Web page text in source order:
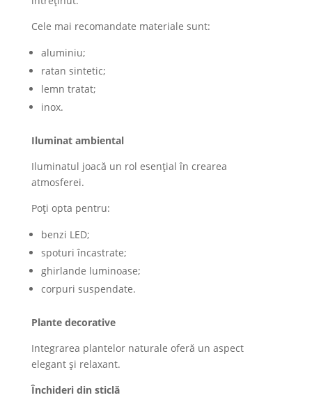
Cele mai recomandate materiale sunt:
aluminiu;
ratan sintetic;
lemn tratat;
inox.
Iluminat ambiental
Iluminatul joacă un rol esențial în crearea
atmosferei.
Poți opta pentru:
benzi LED;
spoturi încastrate;
ghirlande luminoase;
corpuri suspendate.
Plante decorative
Integrarea plantelor naturale oferă un aspect
elegant și relaxant.
Închideri din sticlă